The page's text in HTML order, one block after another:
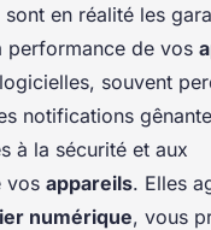
en réalité les
performance de vos
souvent
notifications
à la sécurité et aux
vos appareils. Elles
numérique, vous